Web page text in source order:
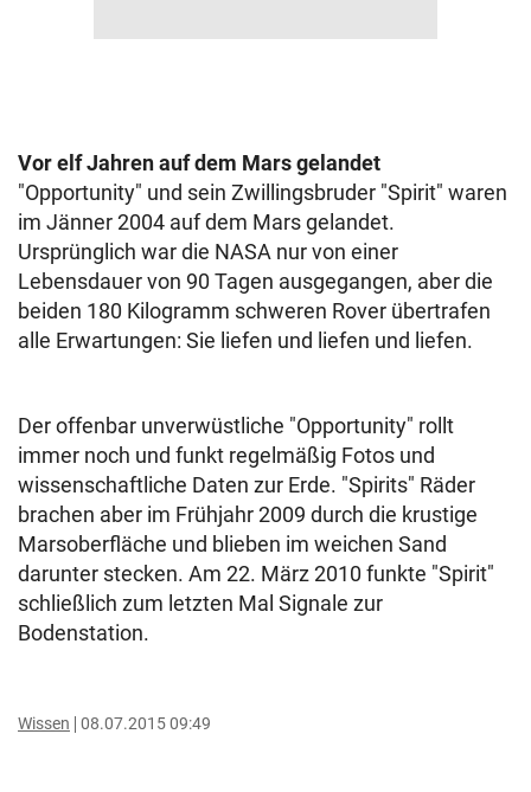
Vor elf Jahren auf dem Mars gelandet
"Opportunity" und sein Zwillingsbruder "Spirit" waren
im Jänner 2004 auf dem Mars gelandet.
Ursprünglich war die NASA nur von einer
Lebensdauer von 90 Tagen ausgegangen, aber die
beiden 180 Kilogramm schweren Rover übertrafen
alle Erwartungen: Sie liefen und liefen und liefen.
Der offenbar unverwüstliche "Opportunity" rollt
immer noch und funkt regelmäßig Fotos und
wissenschaftliche Daten zur Erde. "Spirits" Räder
brachen aber im Frühjahr 2009 durch die krustige
Marsoberfläche und blieben im weichen Sand
darunter stecken. Am 22. März 2010 funkte "Spirit"
schließlich zum letzten Mal Signale zur
Bodenstation.
Wissen 08.07.2015 09:49